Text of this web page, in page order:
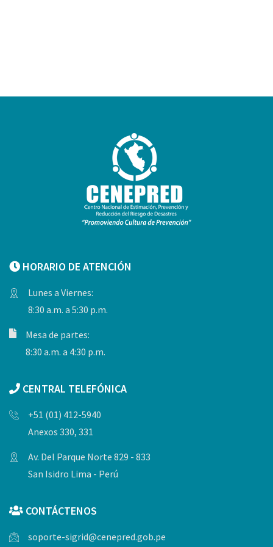
HORARIO DE ATENCIÓN
Lunes a Viernes:
8:30 a.m. a 5:30 p.m.
Mesa de partes:
8:30 a.m. a 4:30 p.m.
CENTRAL TELEFÓNICA
+51 (01) 412-5940
Anexos 330, 331
Av. Del Parque Norte 829 - 833
San Isidro Lima - Perú
CONTÁCTENOS
soporte-sigrid@cenepred.gob.pe